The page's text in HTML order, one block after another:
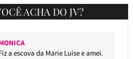
ACHA DO JV?
a escova da Marie Luise e amei.